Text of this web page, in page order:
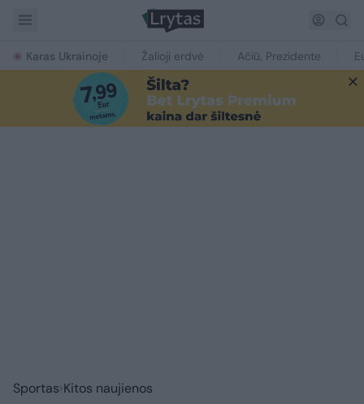
Karas Ukrainoje Žalioji erdvė Ačiū, Prezidente
Sportas Kitos naujienos